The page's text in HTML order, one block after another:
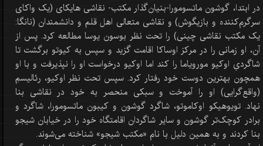
در ابتدا، گوشون ماتسومورا-بنیان‌گذار مکتب- نقاشی هایکای (یک واکای
سرگرم‌کننده و بازیگوش) و نقاشی متعالی اهل قلم و دانشمندان (نانگا:
یک مکتب نقاشی چینی) را تحت نظر بوسون یوسا مطالعه کرد. پس از
آن، او زمانی را در مرکز اوساکا اقامت گزید و سپس به کیوتو برگشت تا
شاگردیِ اوکیو مورویاما را کند اما اوکیو درخواست او را نپذیرفت و با او
همچون بهترین دوست خود رفتار کرد. سپس تحت نظر اوکیو، رئالیسمِ
(واقع‌گرایی) او را آموخت و سبکی منحصر به خود در نقاشی بنا
نهاد. تویوهیکو اوکاموتو، شاگرد گوشون و کیبون ماتسومورا، شاگرد و
برادر کوچک‌تر گوشون و سایر شاگردان اقامتگاه خود را در خیابان شیجو
بنا کردند و به همین دلیل با نام «مکتب شیجو» شناخته می‌شوند.